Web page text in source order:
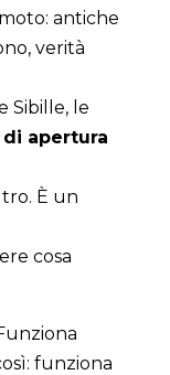
antiche
verità
Sibille, le
apertura
È un
cosa
funziona